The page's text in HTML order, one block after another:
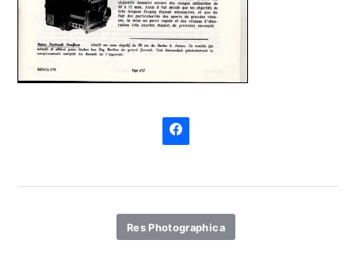
Res Photographica